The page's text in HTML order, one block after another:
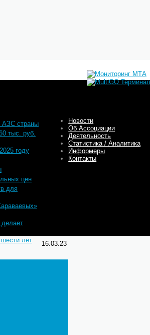
АЗС страны
23.05.23
тыс. руб.
17.05.23
году
16.05.23
11.05.23
цен
для
лет
16.03.23
Новости
Об Ассоциации
Деятельность
Статистика / Аналитика
Информеры
Контакты